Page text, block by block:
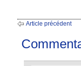
Article précédent